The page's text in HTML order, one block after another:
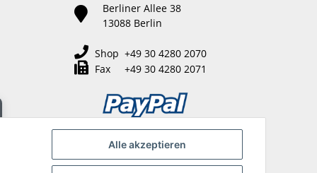
Alle akzeptieren
Berliner Allee 38
13088 Berlin
Shop +49 30 4280 2070
Fax +49 30 4280 2071